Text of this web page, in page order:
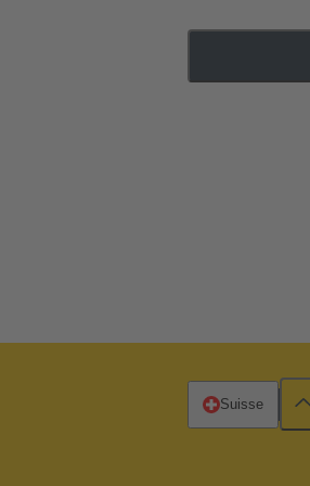
Suisse